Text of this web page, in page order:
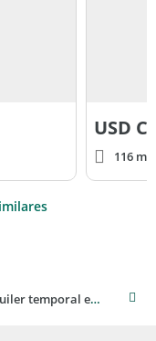
USD
116
Casa de 4 dormitorios disponible para alquiler temporal en Punta del Este